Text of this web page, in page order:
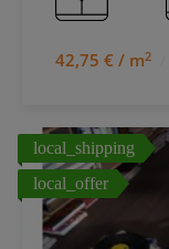
42,75 € / m2
local_shipping
local_offer